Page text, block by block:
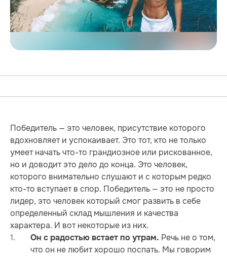
Победитель — это человек, присутствие которого
вдохновляет и успокаивает. Это тот, кто не только
умеет начать что-то грандиозное или рискованное,
но и доводит это дело до конца. Это человек,
которого внимательно слушают и с которым редко
кто-то вступает в спор. Победитель — это не просто
лидер, это человек который смог развить в себе
определенный склад мышления и качества
характера. И вот некоторые из них.
Он с радостью встает по утрам. Речь не о том,
что он не любит хорошо поспать. Мы говорим